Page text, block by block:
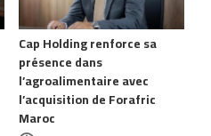
Cap Holding renforce sa
présence dans
l’agroalimentaire avec
l’acquisition de Forafric
Maroc